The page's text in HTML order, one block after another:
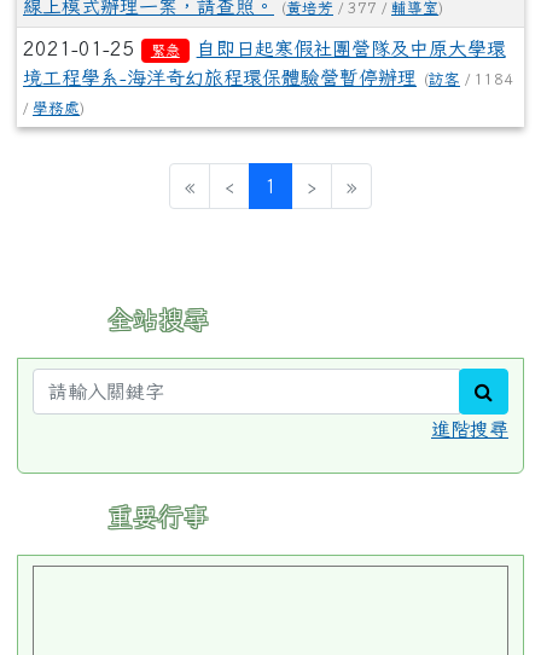
線上模式辦理一案，請查照。
(黃培芳 / 377 / 輔導室)
2021-01-25 緊急
自即日起寒假社團營隊及中原大學環
境工程學系-海洋奇幻旅程環保體驗營暫停辦理
(訪客 / 1184
/ 學務處)
« ‹ 1 (current)
› »
全站搜尋
進階搜尋
重要行事